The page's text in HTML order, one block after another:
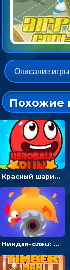
Описание игры
Похожие
Красный шарик-герой в бегах: прыгать, чтобы избегать препятствий
Ниндзя-слэш: запускай оружие по целям и становись мастером сюрикенов